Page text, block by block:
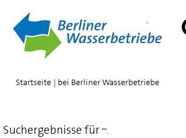
Startseite | bei Berliner Wasserbetriebe(aktuelle
Suchergebnisse für"".